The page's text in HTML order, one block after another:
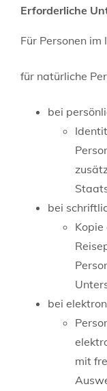
Erforderliche
Für Personen im
für natürliche
bei
bei
bei
mit